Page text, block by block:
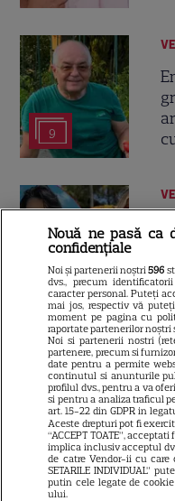
9
73
16
Nouă ne pasă ca
confidențiale
Noi și partenerii noștri596
dvs., precum
caracter personal. Puteți
mai jos, respectiv vă
moment pe pagina cu
raportate partenerilor noștri
Noi si partenerii nostri
partenere, precum si
date pentru a permite
continutul si anunturile
profilul dvs., pentru a va
si pentru a analiza traficul
art. 15-22 din GDPR in
Aceste drepturi pot fi
“ACCEPT TOATE”,
implica inclusiv acceptul
de catre Vendor-ii cu care
SETARILE INDIVIDUAL”
putin cele legate de
ului.